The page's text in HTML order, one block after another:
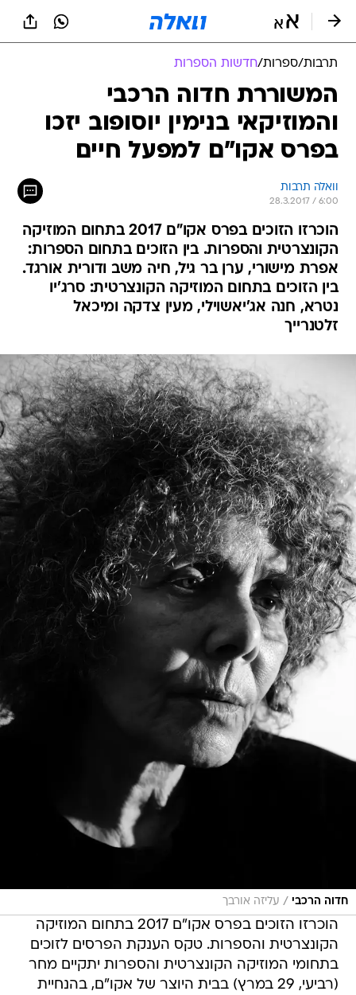
תרבות/ספרות/חדשות הספרות
המשוררת חדוה הרכבי
והמוזיקאי בנימין יוסופוב יזכו
בפרס אקו"ם למפעל חיים
וואלה תרבות
28.3.2017 / 6:00
הוכרזו הזוכים בפרס אקו"ם 2017 בתחום המוזיקה
הקונצרטית והספרות. בין הזוכים בתחום הספרות:
אפרת מישורי, ערן בר גיל, חיה משב ודורית אורגד.
בין הזוכים בתחום המוזיקה הקונצרטית: סרג'יו
נטרא, חנה אג'יאשוילי, מעין צדקה ומיכאל
זלטנרייך
חדוה הרכבי / עליזה אורבך
הוכרזו הזוכים בפרס אקו"ם 2017 בתחום המוזיקה
הקונצרטית והספרות. טקס הענקת הפרסים לזוכים
בתחומי המוזיקה הקונצרטית והספרות יתקיים מחר
(רביעי, 29 במרץ) בבית היוצר של אקו"ם, בהנחיית